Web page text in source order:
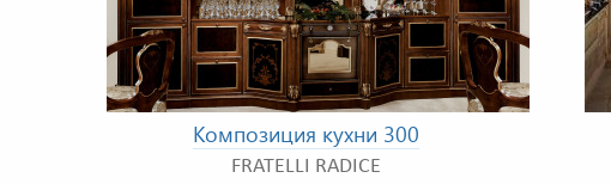
Композиция кухни 300
FRATELLI RADICE